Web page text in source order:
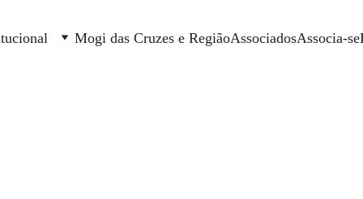
Mogi das Cruzes e RegiãoAssociadosAssocia-se